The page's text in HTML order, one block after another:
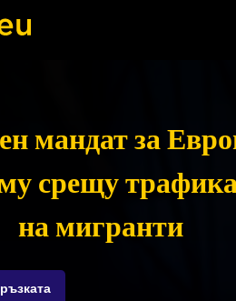
мандат за
срещу
на мигранти